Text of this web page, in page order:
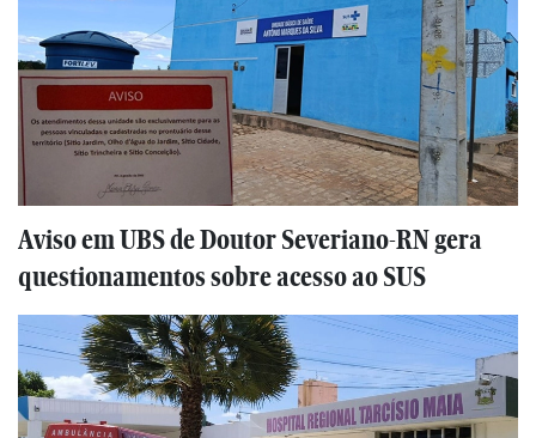
Aviso em UBS de Doutor Severiano-RN gera
questionamentos sobre acesso ao SUS